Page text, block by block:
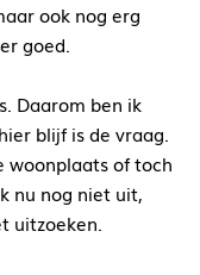
ook nog erg
goed.
Daarom ben ik
blijf is de vraag.
woonplaats of toch
nu nog niet uit,
uitzoeken.